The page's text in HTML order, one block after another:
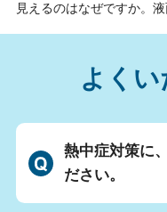
見えるのはなぜですか。
よくい
熱中症対策に
ださい。